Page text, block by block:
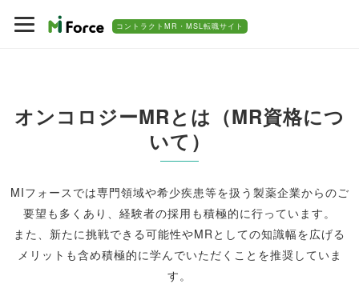
コントラクトMR・MSL転職サイト
オンコロジーMRとは（MR資格につ
いて）
MIフォースでは専門領域や希少疾患等を扱う製薬企業からのご
要望も多くあり、経験者の採用も積極的に行っています。
また、新たに挑戦できる可能性やMRとしての知識幅を広げる
メリットも含め積極的に学んでいただくことを推奨していま
す。